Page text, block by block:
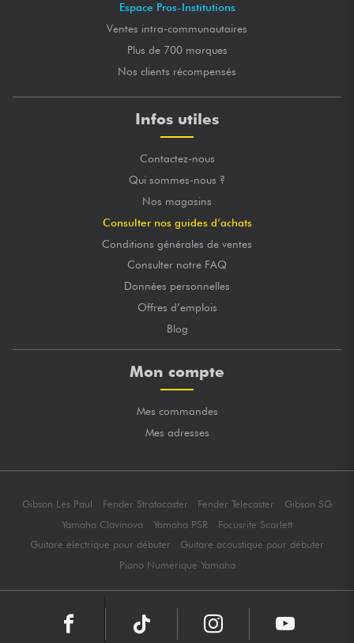
Espace Pros-Institutions
Ventes intra-communautaires
Plus de 700 marques
Nos clients récompensés
Infos utiles
Contactez-nous
Qui sommes-nous ?
Nos magasins
Consulter nos guides d’achats
Conditions générales de ventes
Consulter notre FAQ
Données personnelles
Offres d’emplois
Blog
Mon compte
Mes commandes
Mes adresses
Gibson Les Paul Fender Stratocaster Fender Telecaster
Gibson SG
Yamaha Clavinova
Yamaha PSR
Focusrite Scarlett
Guitare électrique pour débuter
Guitare acoustique pour débuter
Piano Numérique Yamaha